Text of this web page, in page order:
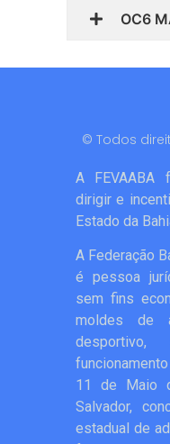
OC6
© Todos
A FEVAABA
dirigir e
Estado da
A Federação
é pessoa
sem fins
moldes de
11 de Maio
Salvador,
estadual de